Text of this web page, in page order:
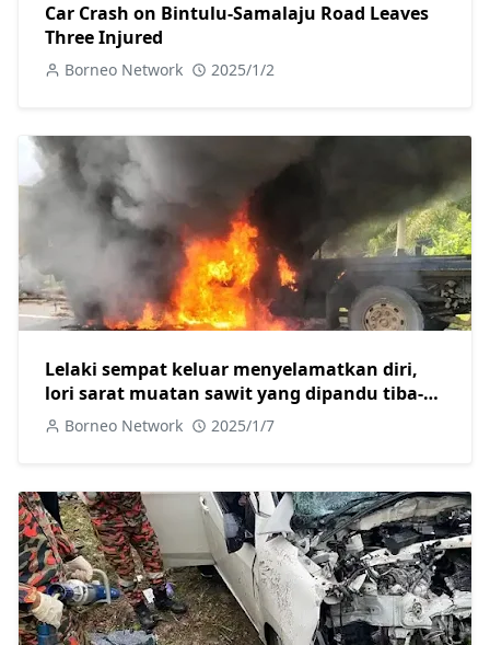
Car Crash on Bintulu-Samalaju Road Leaves
Three Injured
Borneo Network 2025/1/2
Lelaki sempat keluar menyelamatkan diri,
lori sarat muatan sawit yang dipandu tiba-
tiba terbakar
Borneo Network 2025/1/7